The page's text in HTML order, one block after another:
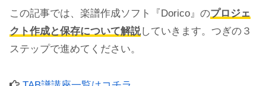
この記事では、楽譜作成ソフト『Dorico』のプロジェ
クト作成と保存について解説していきます。つぎの３
ステップで進めてください。